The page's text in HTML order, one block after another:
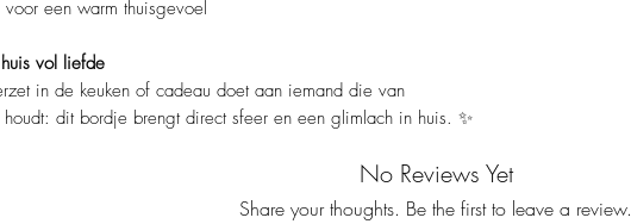
een warm thuisgevoel
vol liefde
in de keuken of cadeau doet aan iemand die van
dit bordje brengt direct sfeer en een glimlach in huis. ✨
No Reviews Yet
Share your thoughts. Be the first to leave a review.